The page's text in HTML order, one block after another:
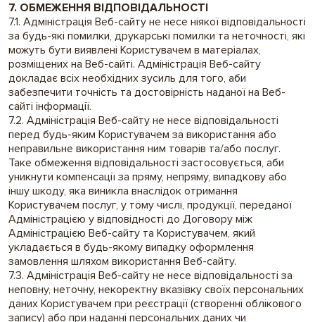
7. ОБМЕЖЕННЯ ВІДПОВІДАЛЬНОСТІ
7.1. Адміністрація Веб-сайту не несе ніякої відповідальності
за будь-які помилки, друкарські помилки та неточності, які
можуть бути виявлені Користувачем в матеріалах,
розміщених на Веб-сайті. Адміністрація Веб-сайту
докладає всіх необхідних зусиль для того, аби
забезпечити точність та достовірність наданої на Веб-
сайті інформації.
7.2. Адміністрація Веб-сайту не несе відповідальності
перед будь-яким Користувачем за використання або
неправильне використання ним товарів та/або послуг.
Таке обмеження відповідальності застосовується, аби
уникнути компенсації за пряму, непряму, випадкову або
іншу шкоду, яка виникла внаслідок отримання
Користувачем послуг, у тому числі, продукції, переданої
Адміністрацією у відповідності до Договору між
Адміністрацією Веб-сайту та Користувачем, який
укладається в будь-якому випадку оформлення
замовлення шляхом використання Веб-сайту.
7.3. Адміністрація Веб-сайту не несе відповідальності за
неповну, неточну, некоректну вказівку своїх персональних
даних Користувачем при реєстрації (створенні облікового
запису) або при наданні персональних даних чи